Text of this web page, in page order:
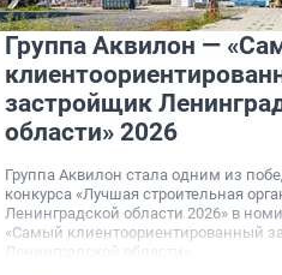
Группа Аквилон —
застройщик
области» 2026
Группа Аквилон стала одним из
конкурса «Лучшая строительная
Ленинградской области 2026» в
«Самый клиентоориентированный
Ленинградской области».